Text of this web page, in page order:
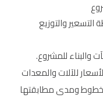
التسعير والتوزيع
والبناء للمشروع.
للآلات والمعدات
ومدى مطابقتها